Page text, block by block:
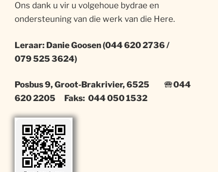
Ons dank u vir u volgehoue bydrae en
ondersteuning van die werk van die Here.
Leraar: Danie Goosen (044 620 2736 /
079 525 3624)
Posbus 9, Groot-Brakrivier, 6525 🕾044
620 2205 Faks: 044 050 1532